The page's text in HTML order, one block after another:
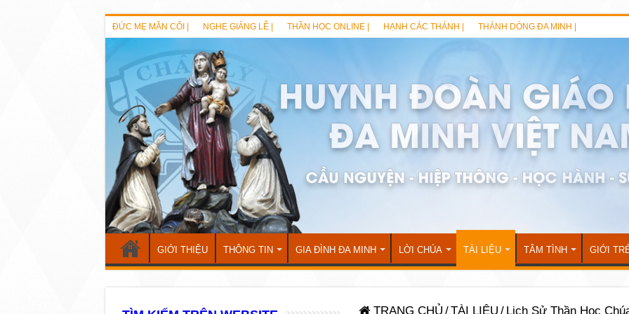
ĐỨC MẸ MÂN CÔI | NGHE GIẢNG LỄ | THẦN HỌC ONLINE | HẠNH CÁC THÁNH | THÁNH DÒNG ĐA MINH |
GIỚI THIỆU THÔNG TIN GIA ĐÌNH ĐA MINH LỜI CHÚA TÀI LIỆU TÂM TÌNH GIỚI
TRANG CHỦ /TÀI LIỆU / Lịch Sử Thần Học